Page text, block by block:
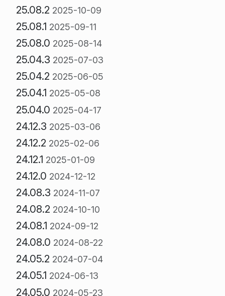
25.08.2 2025-10-09
25.08.1 2025-09-11
25.08.0 2025-08-14
25.04.3 2025-07-03
25.04.2 2025-06-05
25.04.1 2025-05-08
25.04.0 2025-04-17
24.12.3 2025-03-06
24.12.2 2025-02-06
24.12.1 2025-01-09
24.12.0 2024-12-12
24.08.3 2024-11-07
24.08.2 2024-10-10
24.08.1 2024-09-12
24.08.0 2024-08-22
24.05.2 2024-07-04
24.05.1 2024-06-13
24.05.0 2024-05-23